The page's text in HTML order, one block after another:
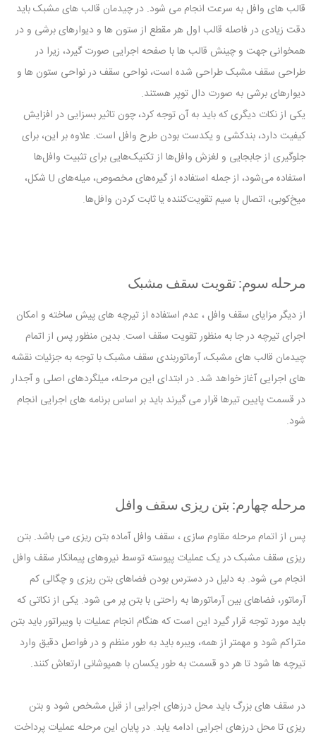
قالب های وافل به سرعت انجام می شود. در چیدمان قالب های مشبک باید
دقت زیادی در فاصله قالب اول هر مقطع از ستون ها و دیوارهای برشی و در
همخوانی جهت و چینش قالب ها با صفحه اجرایی صورت گیرد، زیرا در
طراحی سقف مشبک طراحی شده است، نواحی سقف در نواحی ستون ها و
دیوارهای برشی به صورت دال توپر هستند.
یکی از نکات دیگری که باید به آن توجه کرد، چون تاثیر بسزایی در افزایش
کیفیت دارد، بندکشی و یکدست بودن طرح وافل است. علاوه بر این، برای
جلوگیری از جابجایی و لغزش وافل‌ها از تکنیک‌هایی برای تثبیت وافل‌ها
استفاده می‌شود، از جمله استفاده از گیره‌های مخصوص، میله‌های U شکل،
میخ‌کوبی، اتصال با سیم تقویت‌کننده یا ثابت کردن وافل‌ها.
مرحله سوم: تقویت سقف مشبک
از دیگر مزایای سقف وافل ، عدم استفاده از تیرچه های پیش ساخته و امکان
اجرای تیرچه در جا به منظور تقویت سقف است. بدین منظور پس از اتمام
چیدمان قالب های مشبک، آرماتوربندی سقف مشبک با توجه به جزئیات نقشه
های اجرایی آغاز خواهد شد. در ابتدای این مرحله، میلگردهای اصلی و آجدار
در قسمت پایین تیرها قرار می گیرند باید بر اساس برنامه های اجرایی انجام
شود.
مرحله چهارم: بتن ریزی سقف وافل
پس از اتمام مرحله مقاوم سازی ، سقف وافل آماده بتن ریزی می باشد. بتن
ریزی سقف مشبک در یک عملیات پیوسته توسط نیروهای پیمانکار سقف وافل
انجام می شود. به دلیل در دسترس بودن فضاهای بتن ریزی و چگالی کم
آرماتور، فضاهای بین آرماتورها به راحتی با بتن پر می شود. یکی از نکاتی که
باید مورد توجه قرار گیرد این است که هنگام انجام عملیات با ویبراتور باید بتن
متراکم شود و مهمتر از همه، ویبره باید به طور منظم و در فواصل دقیق وارد
تیرچه ها شود تا هر دو قسمت به طور یکسان با همپوشانی ارتعاش کنند.
در سقف های بزرگ باید محل درزهای اجرایی از قبل مشخص شود و بتن
ریزی تا محل درزهای اجرایی ادامه یابد. در پایان این مرحله عملیات پرداخت